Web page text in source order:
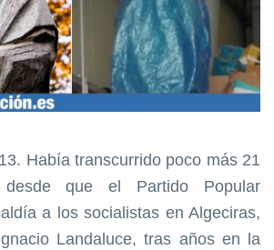
Había transcurrido poco más
que el Partido Popular
a los socialistas en Algeciras,
Landaluce, tras años en la